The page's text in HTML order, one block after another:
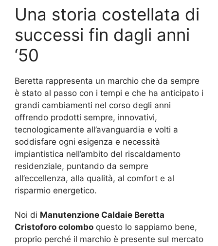
Una storia costellata di
successi fin dagli anni
‘50
Beretta rappresenta un marchio che da sempre
è stato al passo con i tempi e che ha anticipato i
grandi cambiamenti nel corso degli anni
offrendo prodotti sempre, innovativi,
tecnologicamente all’avanguardia e volti a
soddisfare ogni esigenza e necessità
impiantistica nell’ambito del riscaldamento
residenziale, puntando da sempre
all’eccellenza, alla qualità, al comfort e al
risparmio energetico.
Noi di Manutenzione Caldaie Beretta
Cristoforo colombo questo lo sappiamo bene,
proprio perché il marchio è presente sul mercato